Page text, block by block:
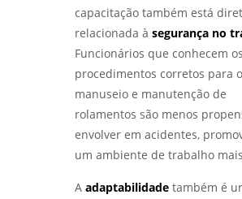
capacitação também está
relacionada à segurança no
Funcionários que conhecem os
procedimentos corretos para o
manuseio e manutenção de
rolamentos são menos
envolver em acidentes,
um ambiente de trabalho
A adaptabilidadetambém é